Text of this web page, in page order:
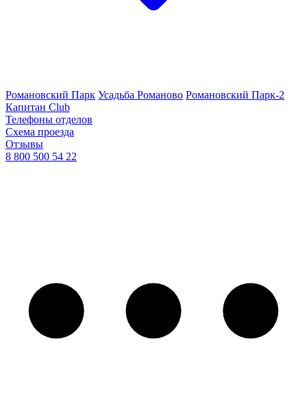
Романовский Парк Усадьба Романово Романовский Парк-2
Капитан Club
Телефоны отделов
Схема проезда
Отзывы
8 800 500 54 22